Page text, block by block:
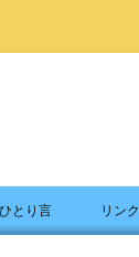
ひとり言 リンク